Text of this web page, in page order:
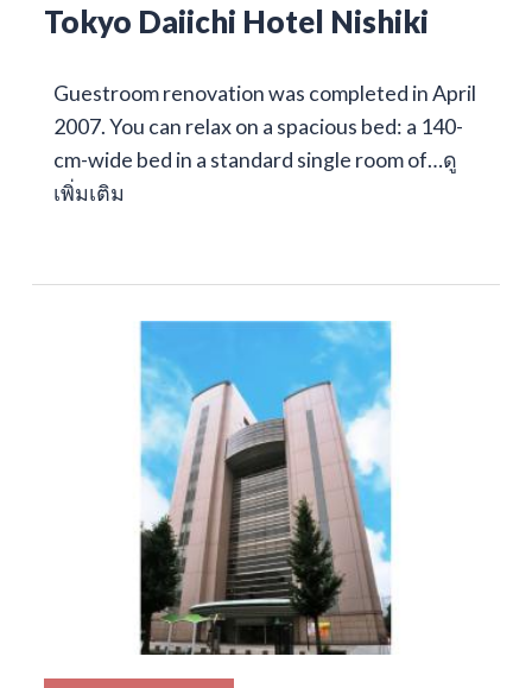
Tokyo Daiichi Hotel Nishiki
Guestroom renovation was completed in April
2007. You can relax on a spacious bed: a 140-
cm-wide bed in a standard single room of…ดู
เพิ่มเติม